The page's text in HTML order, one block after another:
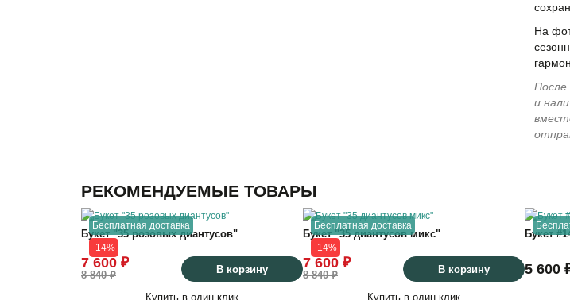
На
После
и
РЕКОМЕНДУЕМЫЕ ТОВАРЫ
Бесплатная доставка
-14%
Букет "35 розовых диантусов"
7 600 ₽
8 840 ₽ В корзину
Купить в один клик
Бесплатная доставка
-14%
Букет "35 диантусов микс"
7 600 ₽
8 840 ₽ В корзину
Купить в один клик
Букет
5 600